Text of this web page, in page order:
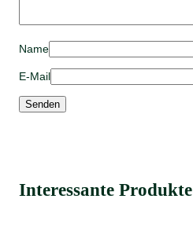
Name
E-Mail
Interessante Produkte